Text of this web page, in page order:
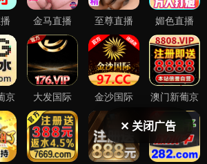
✕ 关闭广告